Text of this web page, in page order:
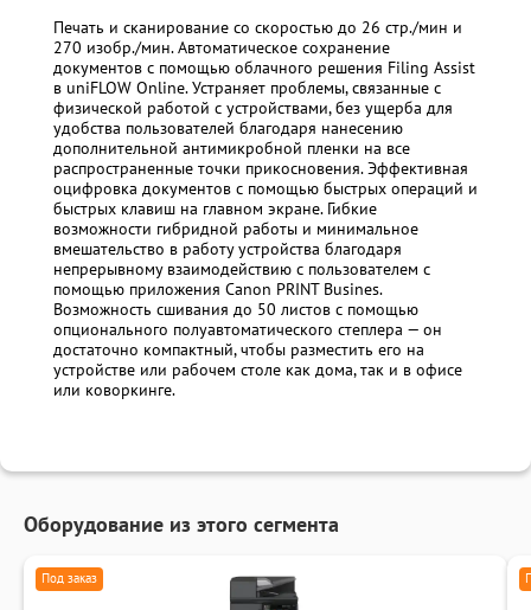
Печать и сканирование со скоростью до 26 стр./мин и
270 изобр./мин. Автоматическое сохранение
документов с помощью облачного решения Filing Assist
в uniFLOW Online. Устраняет проблемы, связанные с
физической работой с устройствами, без ущерба для
удобства пользователей благодаря нанесению
дополнительной антимикробной пленки на все
распространенные точки прикосновения. Эффективная
оцифровка документов с помощью быстрых операций и
быстрых клавиш на главном экране. Гибкие
возможности гибридной работы и минимальное
вмешательство в работу устройства благодаря
непрерывному взаимодействию с пользователем с
помощью приложения Canon PRINT Busines.
Возможность сшивания до 50 листов с помощью
опционального полуавтоматического степлера — он
достаточно компактный, чтобы разместить его на
устройстве или рабочем столе как дома, так и в офисе
или коворкинге.
Оборудование из этого сегмента
Под заказ